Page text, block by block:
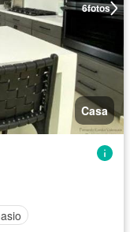
6fotos
Casa